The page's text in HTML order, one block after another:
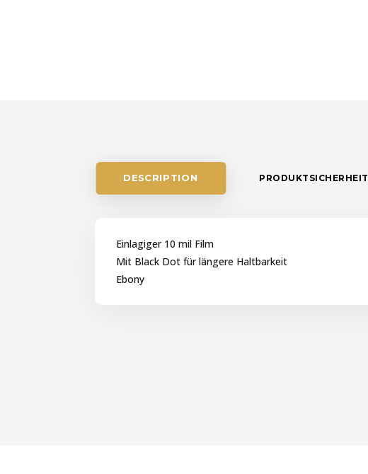
DESCRIPTION PRODUKTSICHERHEIT
Einlagiger 10 mil Film
Mit Black Dot für längere Haltbarkeit
Ebony